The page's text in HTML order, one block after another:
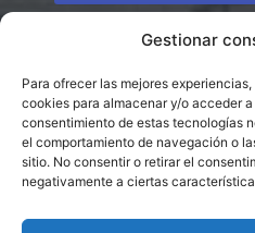
Gestionar
Para ofrecer las mejores
cookies para almacenar y/o acceder
consentimiento de estas tecnologías
el comportamiento de navegación o
sitio. No consentir o retirar el
negativamente a ciertas